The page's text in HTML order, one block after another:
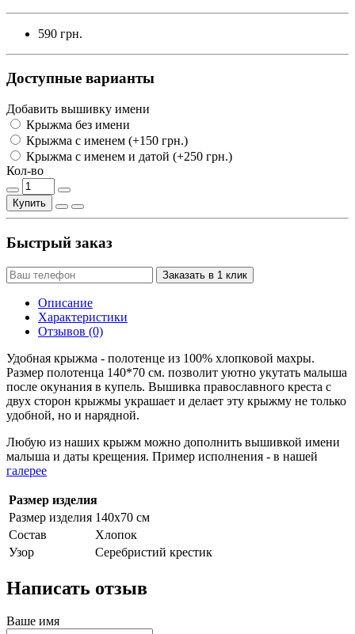
590 грн.
Доступные варианты
Добавить вышивку имени
Крыжма без имени
Крыжма с именем (+150 грн.)
Крыжма с именем и датой (+250 грн.)
Кол-во
Купить
Быстрый заказ
Заказать в 1 клик
Описание
Характеристики
Отзывов (0)
Удобная крыжма - полотенце из 100% хлопковой махры.
Размер полотенца 140*70 см. позволит уютно укутать малыша
после окунания в купель. Вышивка православного креста с
двух сторон крыжмы украшает и делает эту крыжму не только
удобной, но и нарядной.
Любую из наших крыжм можно дополнить вышивкой имени
малыша и даты крещения. Пример исполнения - в нашей
галерее
Размер изделия
Размер изделия 140х70 см
Состав
Хлопок
Узор
Серебристий крестик
Написать отзыв
Ваше имя